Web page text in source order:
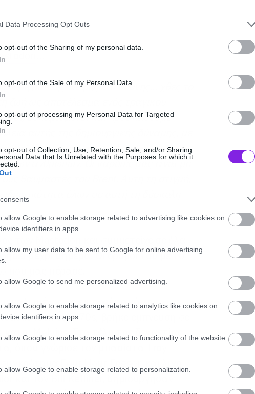
Data Processing Opt Outs
opt-out of the Sharing of my personal data.
opt-out of the Sale of my Personal Data.
opt-out of processing my Personal Data for Targeted
opt-out of Collection, Use, Retention, Sale, and/or Sharing
Data that Is Unrelated with the Purposes for which it
allow Google to enable storage related to advertising like cookies on
identifiers in apps.
allow my user data to be sent to Google for online advertising
allow Google to send me personalized advertising.
allow Google to enable storage related to analytics like cookies on
identifiers in apps.
allow Google to enable storage related to functionality of the website
allow Google to enable storage related to personalization.
θλίψης και οδύνης… χθες το
ως αποτέλεσμα ενός τραγικού
σοκαρισμένοι και προσπαθούμε
αυτής της δημιουργικής δύναμης, με
ορόσημα και τη δημιουργία
τόσων ανθρώπων. Οι καρδιές μας είναι με
θαυμαστές του Brent. Αυτή τη στιγμή,
όλων σε αυτή τη δύσκολη
των Mastodon και συμμετείχε σε όλα
μέχρι σήμερα. Οι δρόμοι του με το
που μας πέρασε.
με επιρροές από την
rock των ’70s, βρήκε έμπνευση σε
οι Melvins. Στα τέλη της δεκαετίας
όπου γνώρισε τον μπασίστα Troy
Four Hour Fogger, και λίγο
και τον Bill Kelliher, δημιούργησαν